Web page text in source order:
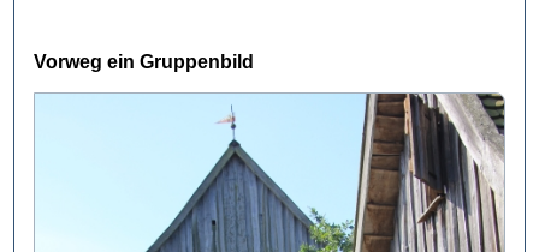
Vorweg ein Gruppenbild